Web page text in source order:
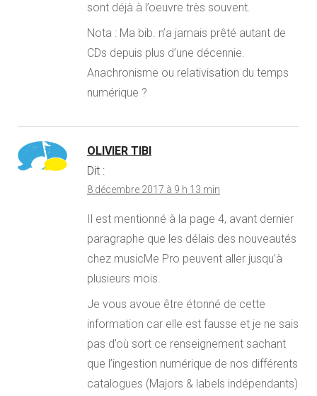
sont déjà à l’oeuvre très souvent.
Nota : Ma bib. n’a jamais prêté autant de
CDs depuis plus d’une décennie.
Anachronisme ou relativisation du temps
numérique ?
OLIVIER TIBI
Dit :
8 décembre 2017 à 9 h 13 min
Il est mentionné à la page 4, avant dernier
paragraphe que les délais des nouveautés
chez musicMe Pro peuvent aller jusqu’à
plusieurs mois.
Je vous avoue être étonné de cette
information car elle est fausse et je ne sais
pas d’où sort ce renseignement sachant
que l’ingestion numérique de nos différents
catalogues (Majors & labels indépendants)